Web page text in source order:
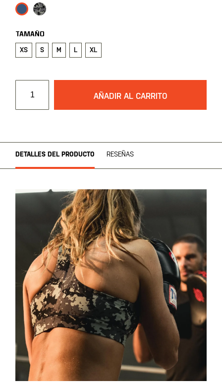
TAMAÑO
XS S M L XL
AÑADIR AL CARRITO
DETALLES DEL PRODUCTO RESEÑAS